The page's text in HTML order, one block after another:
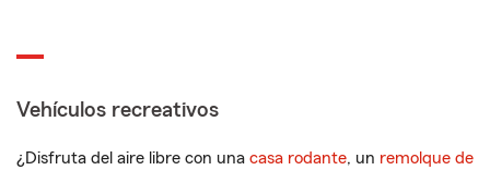
Vehículos recreativos
¿Disfruta del aire libre con una casa rodante, un remolque de